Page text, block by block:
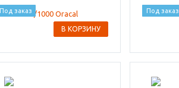
Под заказ
В КОРЗИНУ
Под заказ